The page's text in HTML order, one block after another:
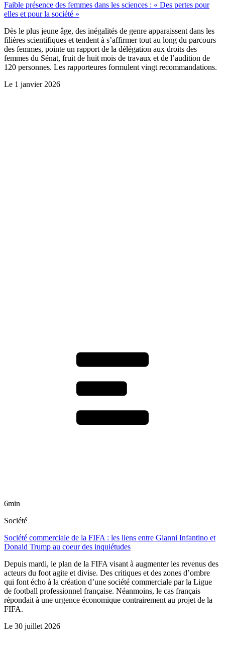
Faible présence des femmes dans les sciences : « Des pertes pour
elles et pour la société »
Dès le plus jeune âge, des inégalités de genre apparaissent dans les
filières scientifiques et tendent à s’affirmer tout au long du parcours
des femmes, pointe un rapport de la délégation aux droits des
femmes du Sénat, fruit de huit mois de travaux et de l’audition de
120 personnes. Les rapporteures formulent vingt recommandations.
Le 1 janvier 2026
6min
Société
Société commerciale de la FIFA : les liens entre Gianni Infantino et
Donald Trump au coeur des inquiétudes
Depuis mardi, le plan de la FIFA visant à augmenter les revenus des
acteurs du foot agite et divise. Des critiques et des zones d’ombre
qui font écho à la création d’une société commerciale par la Ligue
de football professionnel française. Néanmoins, le cas français
répondait à une urgence économique contrairement au projet de la
FIFA.
Le 30 juillet 2026